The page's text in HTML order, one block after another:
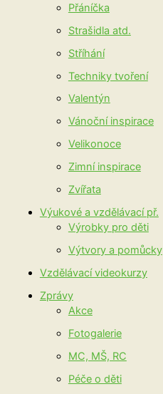
Přáníčka
Strašidla atd.
Stříhání
Techniky tvoření
Valentýn
Vánoční inspirace
Velikonoce
Zimní inspirace
Zvířata
Výukové a vzdělávací př.
Výrobky pro děti
Výtvory a pomůcky
Vzdělávací videokurzy
Zprávy
Akce
Fotogalerie
MC, MŠ, RC
Péče o děti